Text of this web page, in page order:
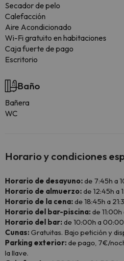
Secador de pelo
Calefacción
Aire Acondicionado
Wi-Fi gratuito en habitaciones
Caja fuerte de pago
Escritorio
Baño
Bañera
WC
Horario y condiciones
Horario de desayuno:de 7:45h a
Horario de almuerzo:de 12:45h a
Horario de la cena:de 18:45h a
Horario del bar-piscina:de
Horario del bar:de 10:00h a
Cunas:Gratuitas. Bajo petición y
Parking exterior:de pago, 7€/
la llave.